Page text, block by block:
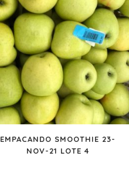
EMPACANDO SMOOTHIE 23-
NOV-21 LOTE 4